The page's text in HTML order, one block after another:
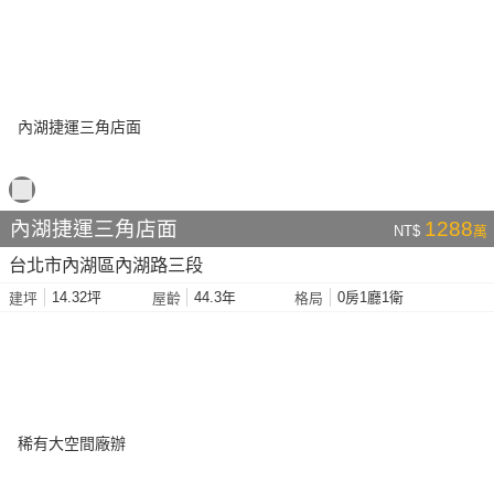
內湖捷運三角店面 NT$ 1288萬
台北市內湖區內湖路三段
建坪 14.32坪 屋齡 44.3年 格局 0房1廳1衛